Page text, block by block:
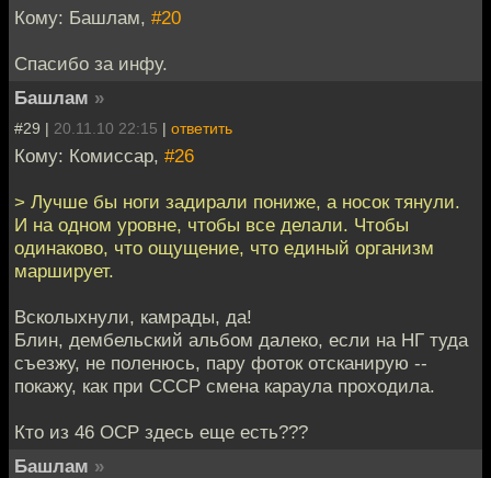
Кому: Башлам, #20
Спасибо за инфу.
Башлам »
#29 | 20.11.10 22:15 | ответить
Кому: Комиссар, #26
> Лучше бы ноги задирали пониже, а носок тянули.
И на одном уровне, чтобы все делали. Чтобы
одинаково, что ощущение, что единый организм
марширует.
Всколыхнули, камрады, да!
Блин, дембельский альбом далеко, если на НГ туда
съезжу, не поленюсь, пару фоток отсканирую --
покажу, как при СССР смена караула проходила.
Кто из 46 ОСР здесь еще есть???
Башлам »